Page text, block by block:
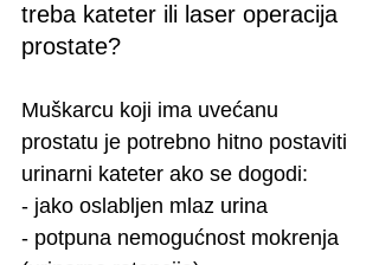
treba kateter ili laser operacija
prostate?
Muškarcu koji ima uvećanu
prostatu je potrebno hitno postaviti
urinarni kateter ako se dogodi:
- jako oslabljen mlaz urina
- potpuna nemogućnost mokrenja